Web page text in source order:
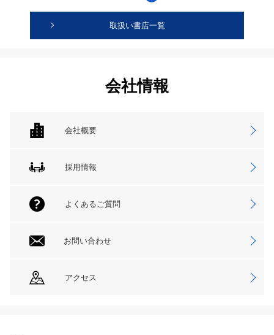
取扱い書店一覧
会社情報
会社概要
採用情報
よくあるご質問
お問い合わせ
アクセス